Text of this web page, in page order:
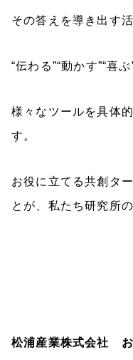
松浦産業 楽天
その答えを導き出す
“伝わる”“動かす”“喜
様々なツールを具体
す。
お役に立てる共創タ
とが、私たち研究所
松浦産業株式会社